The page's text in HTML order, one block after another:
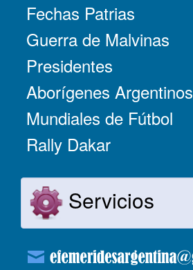
Fechas Patrias
Guerra de Malvinas
Presidentes
Aborígenes Argentinos
Mundiales de Fútbol
Rally Dakar
Servicios